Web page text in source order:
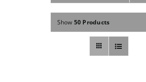
Fachbücher
Poster, Karten, Medien
Show 50 Products